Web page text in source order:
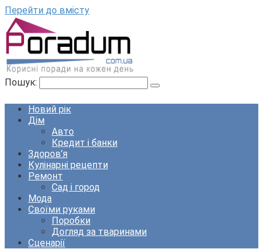
Перейти до вмісту
Пошук:
Новий рік
Дім
Авто
Кредит і банки
Здоров’я
Кулінарні рецепти
Ремонт
Сад і город
Мода
Своїми руками
Поробки
Догляд за тваринами
Сценарії